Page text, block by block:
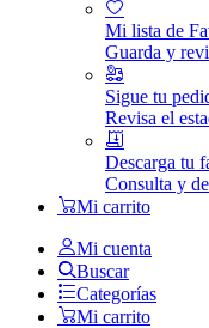
Mi lista de
Guarda y
Sigue tu
Revisa el
Descarga tu
Consulta y
Mi carrito
Mi cuenta
Buscar
Categorías
Mi carrito